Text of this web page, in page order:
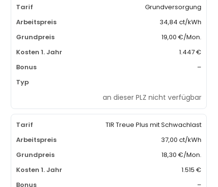
Grundversorgung
34,84 ct/kWh
19,00 €/Mon.
1.447 €
–
an dieser PLZ nicht verfügbar
TIR Treue Plus mit Schwachlast
37,00 ct/kWh
18,30 €/Mon.
1.515 €
–